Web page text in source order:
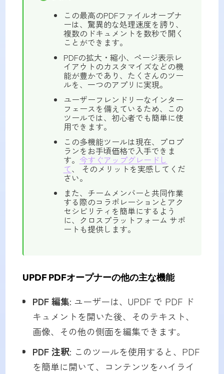
この最高のPDFファイルオープナ
ーは、驚異的な処理速度を誇り、
複数のドキュメントを数秒で開く
ことができます。
PDFの拡大・縮小、ページ表示レ
イアウトのカスタマイズなどの機
能が豊かであり、たくさんのツー
ルを、一つのアプリに実現。
ユーザーフレンドリーなインター
フェースを備えているため、この
ツールでは、初心者でも簡単に使
用できます。
この多機能ツールは現在、プロプ
ランをお手頃価格で入手できま
す。 今すぐアップグレードし
て、 そのメリットを実感してくだ
さい。
また、チームメンバーと共同作業
する際のコラボレーションとアク
セシビリティを簡単にするよう
に、クロスプラットフォーム サポ
ートも提供します。
UPDF PDFオープナーの他の主な機能
PDF 編集: ユーザーは、UPDF で PDF ド
キュメントを開いた後、そのテキスト、
画像、その他の側面を編集できます。
PDF 注釈: このツールを使用すると、PDF
を簡単に開いて、コンテンツをハイライ